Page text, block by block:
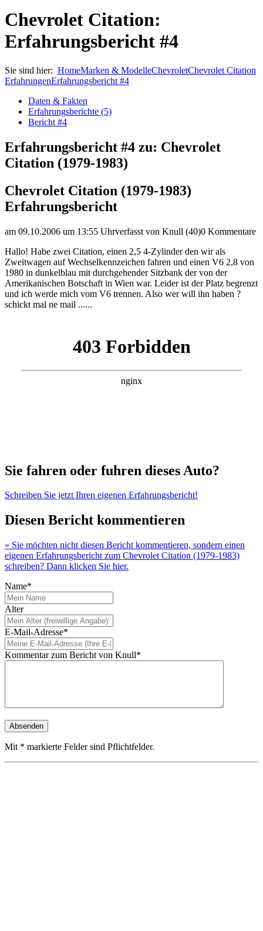
Chevrolet Citation:
Erfahrungsbericht #4
Sie sind hier: HomeMarken & ModelleChevroletChevrolet Citation
ErfahrungenErfahrungsbericht #4
Daten & Fakten
Erfahrungsberichte (5)
Bericht #4
Erfahrungsbericht #4 zu: Chevrolet
Citation (1979-1983)
Chevrolet Citation (1979-1983)
Erfahrungsbericht
am 09.10.2006 um 13:55 Uhrverfasst von Knull (40)0 Kommentare
Hallo! Habe zwei Citation, einen 2,5 4-Zylinder den wir als
Zweitwagen auf Wechselkennzeichen fahren und einen V6 2,8 von
1980 in dunkelblau mit durchgehender Sitzbank der von der
Amerikanischen Botschaft in Wien war. Leider ist der Platz begrenzt
und ich werde mich vom V6 trennen. Also wer will ihn haben ?
schickt mal ne mail ......
Sie fahren oder fuhren dieses Auto?
Schreiben Sie jetzt Ihren eigenen Erfahrungsbericht!
Diesen Bericht kommentieren
» Sie möchten nicht diesen Bericht kommentieren, sondern einen
eigenen Erfahrungsbericht zum Chevrolet Citation (1979-1983)
schreiben? Dann klicken Sie hier.
Name*
Alter
E-Mail-Adresse*
Kommentar zum Bericht von Knull*
Mit * markierte Felder sind Pflichtfelder.